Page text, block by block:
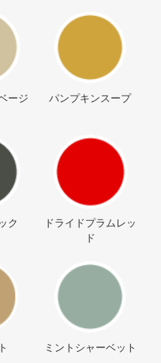
ージ
パンプキンスープ
ク
ドライドプラムレッ
ド
ミントシャーベット